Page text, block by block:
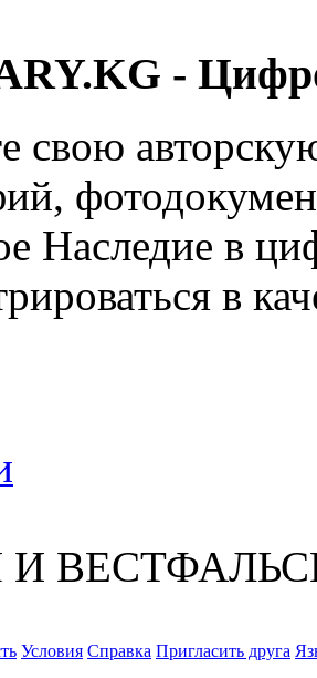
-
свою
Наследие в
в
Условия Справка Пригласить друга